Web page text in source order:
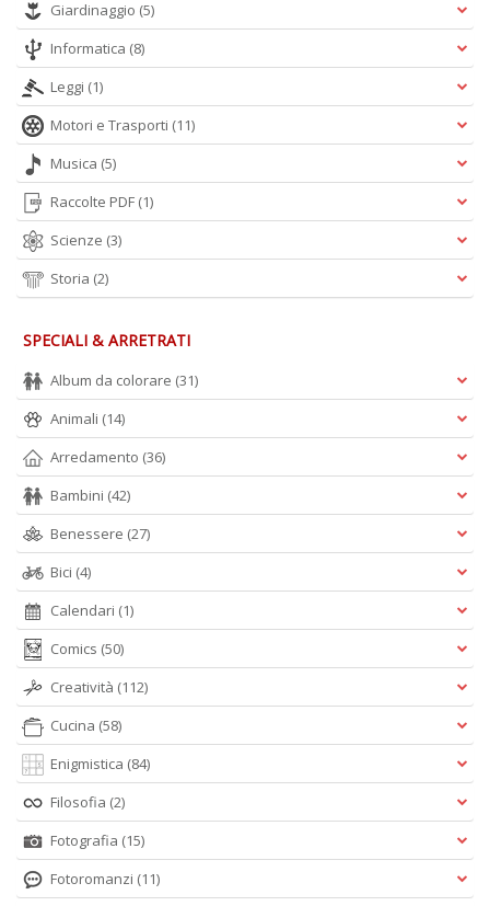
Giardinaggio (5)
Informatica (8)
Leggi (1)
Motori e Trasporti (11)
Musica (5)
Raccolte PDF (1)
Scienze (3)
Storia (2)
SPECIALI & ARRETRATI
Album da colorare (31)
Animali (14)
Arredamento (36)
Bambini (42)
Benessere (27)
Bici (4)
Calendari (1)
Comics (50)
Creatività (112)
Cucina (58)
Enigmistica (84)
Filosofia (2)
Fotografia (15)
Fotoromanzi (11)